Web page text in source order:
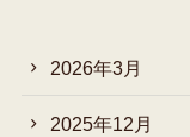
2026年3月
2025年12月